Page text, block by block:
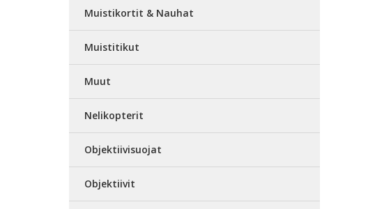
Muistikortit & Nauhat
Muistitikut
Muut
Nelikopterit
Objektiivisuojat
Objektiivit